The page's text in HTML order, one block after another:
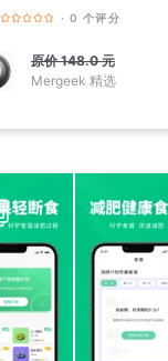
· 0 个评分
原价148.0 元
Mergeek 精选